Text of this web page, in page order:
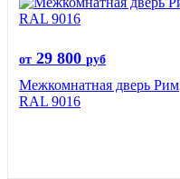
от 29 800 руб
Межкомнатная дверь Рим
RAL 9016